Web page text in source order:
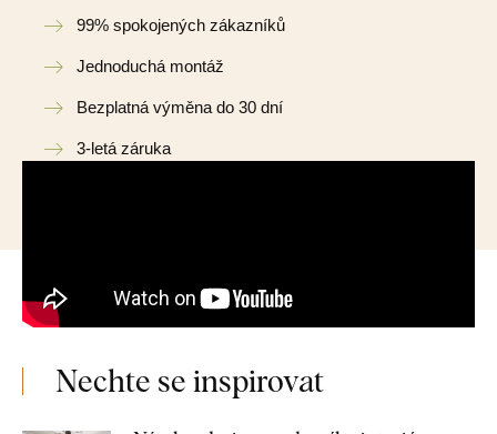
99% spokojených zákazníků
Jednoduchá montáž
Bezplatná výměna do 30 dní
3-letá záruka
Nechte se inspirovat